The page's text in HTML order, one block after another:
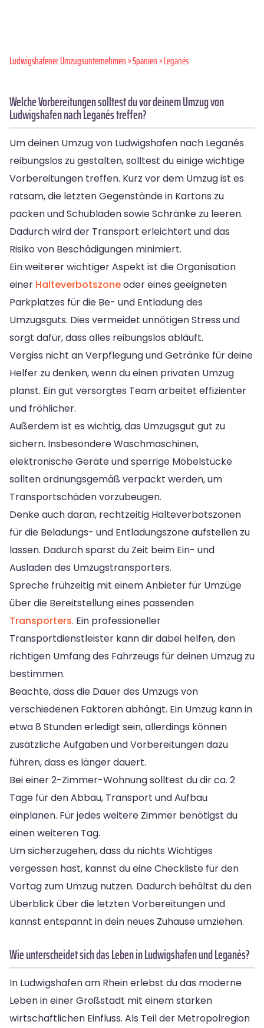
Ludwigshafener Umzugsunternehmen»Spanien» Leganés
Welche Vorbereitungen solltest du vor deinem Umzug von
Ludwigshafen nach Leganés treffen?
Um deinen Umzug von Ludwigshafen nach Leganés
reibungslos zu gestalten, solltest du einige wichtige
Vorbereitungen treffen. Kurz vor dem Umzug ist es
ratsam, die letzten Gegenstände in Kartons zu
packen und Schubladen sowie Schränke zu leeren.
Dadurch wird der Transport erleichtert und das
Risiko von Beschädigungen minimiert.
Ein weiterer wichtiger Aspekt ist die Organisation
einer Halteverbotszoneoder eines geeigneten
Parkplatzes für die Be- und Entladung des
Umzugsguts. Dies vermeidet unnötigen Stress und
sorgt dafür, dass alles reibungslos abläuft.
Vergiss nicht an Verpflegung und Getränke für deine
Helfer zu denken, wenn du einen privaten Umzug
planst. Ein gut versorgtes Team arbeitet effizienter
und fröhlicher.
Außerdem ist es wichtig, das Umzugsgut gut zu
sichern. Insbesondere Waschmaschinen,
elektronische Geräte und sperrige Möbelstücke
sollten ordnungsgemäß verpackt werden, um
Transportschäden vorzubeugen.
Denke auch daran, rechtzeitig Halteverbotszonen
für die Beladungs- und Entladungszone aufstellen zu
lassen. Dadurch sparst du Zeit beim Ein- und
Ausladen des Umzugstransporters.
Spreche frühzeitig mit einem Anbieter für Umzüge
über die Bereitstellung eines passenden
Transporters. Ein professioneller
Transportdienstleister kann dir dabei helfen, den
richtigen Umfang des Fahrzeugs für deinen Umzug zu
bestimmen.
Beachte, dass die Dauer des Umzugs von
verschiedenen Faktoren abhängt. Ein Umzug kann in
etwa 8 Stunden erledigt sein, allerdings können
zusätzliche Aufgaben und Vorbereitungen dazu
führen, dass es länger dauert.
Bei einer 2-Zimmer-Wohnung solltest du dir ca. 2
Tage für den Abbau, Transport und Aufbau
einplanen. Für jedes weitere Zimmer benötigst du
einen weiteren Tag.
Um sicherzugehen, dass du nichts Wichtiges
vergessen hast, kannst du eine Checkliste für den
Vortag zum Umzug nutzen. Dadurch behältst du den
Überblick über die letzten Vorbereitungen und
kannst entspannt in dein neues Zuhause umziehen.
Wie unterscheidet sich das Leben in Ludwigshafen und Leganés?
In Ludwigshafen am Rhein erlebst du das moderne
Leben in einer Großstadt mit einem starken
wirtschaftlichen Einfluss. Als Teil der Metropolregion